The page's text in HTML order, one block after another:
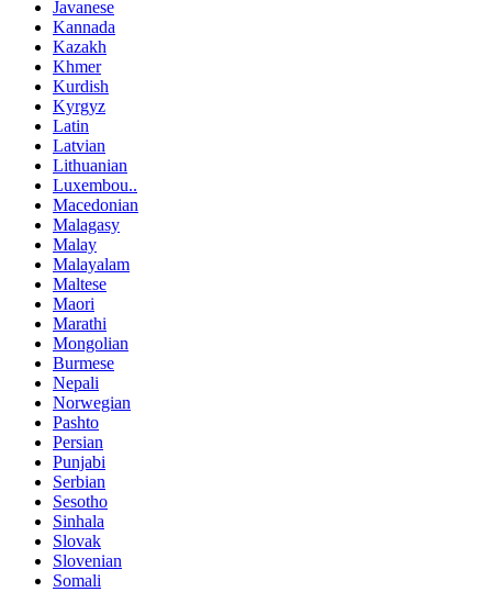
Javanese
Kannada
Kazakh
Khmer
Kurdish
Kyrgyz
Latin
Latvian
Lithuanian
Luxembou..
Macedonian
Malagasy
Malay
Malayalam
Maltese
Maori
Marathi
Mongolian
Burmese
Nepali
Norwegian
Pashto
Persian
Punjabi
Serbian
Sesotho
Sinhala
Slovak
Slovenian
Somali